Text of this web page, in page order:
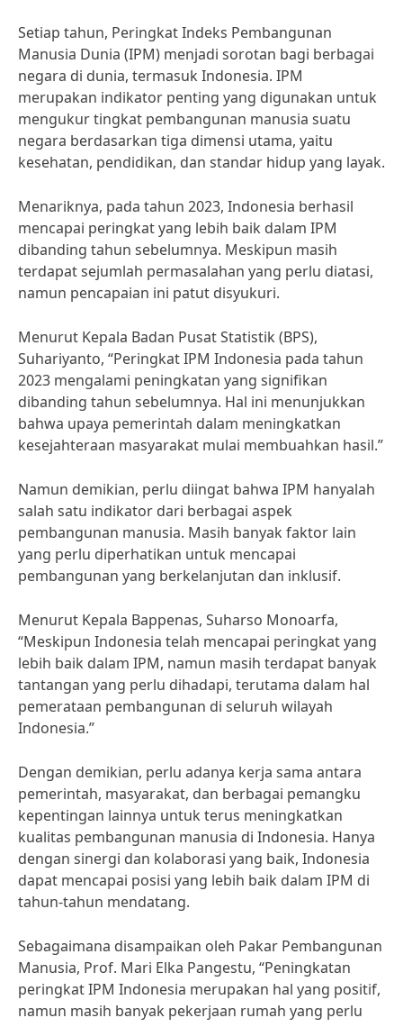
Setiap tahun, Peringkat Indeks Pembangunan
Manusia Dunia (IPM) menjadi sorotan bagi berbagai
negara di dunia, termasuk Indonesia. IPM
merupakan indikator penting yang digunakan untuk
mengukur tingkat pembangunan manusia suatu
negara berdasarkan tiga dimensi utama, yaitu
kesehatan, pendidikan, dan standar hidup yang layak.
Menariknya, pada tahun 2023, Indonesia berhasil
mencapai peringkat yang lebih baik dalam IPM
dibanding tahun sebelumnya. Meskipun masih
terdapat sejumlah permasalahan yang perlu diatasi,
namun pencapaian ini patut disyukuri.
Menurut Kepala Badan Pusat Statistik (BPS),
Suhariyanto, “Peringkat IPM Indonesia pada tahun
2023 mengalami peningkatan yang signifikan
dibanding tahun sebelumnya. Hal ini menunjukkan
bahwa upaya pemerintah dalam meningkatkan
kesejahteraan masyarakat mulai membuahkan hasil.”
Namun demikian, perlu diingat bahwa IPM hanyalah
salah satu indikator dari berbagai aspek
pembangunan manusia. Masih banyak faktor lain
yang perlu diperhatikan untuk mencapai
pembangunan yang berkelanjutan dan inklusif.
Menurut Kepala Bappenas, Suharso Monoarfa,
“Meskipun Indonesia telah mencapai peringkat yang
lebih baik dalam IPM, namun masih terdapat banyak
tantangan yang perlu dihadapi, terutama dalam hal
pemerataan pembangunan di seluruh wilayah
Indonesia.”
Dengan demikian, perlu adanya kerja sama antara
pemerintah, masyarakat, dan berbagai pemangku
kepentingan lainnya untuk terus meningkatkan
kualitas pembangunan manusia di Indonesia. Hanya
dengan sinergi dan kolaborasi yang baik, Indonesia
dapat mencapai posisi yang lebih baik dalam IPM di
tahun-tahun mendatang.
Sebagaimana disampaikan oleh Pakar Pembangunan
Manusia, Prof. Mari Elka Pangestu, “Peningkatan
peringkat IPM Indonesia merupakan hal yang positif,
namun masih banyak pekerjaan rumah yang perlu